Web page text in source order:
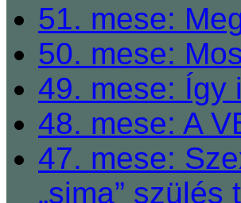
51. mese:
50. mese:
49. mese: Így
48. mese: A
47. mese:
„sima”